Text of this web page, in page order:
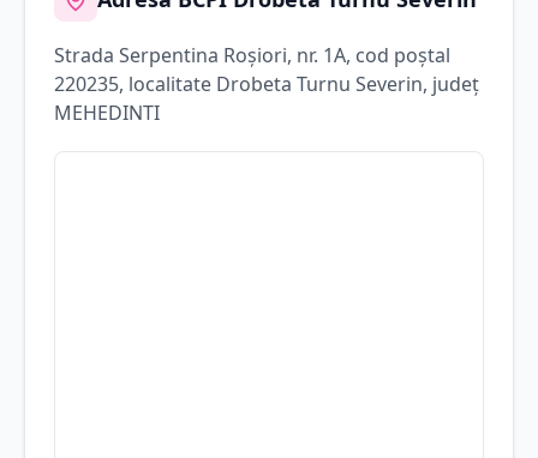
Strada Serpentina Roșiori, nr. 1A, cod poștal
220235, localitate Drobeta Turnu Severin, județ
MEHEDINTI